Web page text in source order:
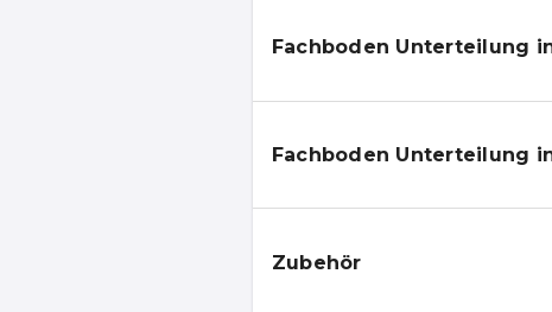
Fachboden Unterteilung
Fachboden Unterteilung
Zubehör